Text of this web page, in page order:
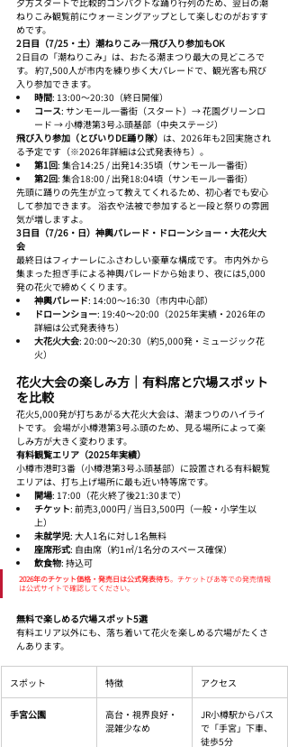
ねりこみ観覧前にウォーミングアップとして楽しむのがおすす
めです。
2日目（7/25・土）潮ねりこみ—飛び入り参加もOK
2日目の「潮ねりこみ」は、おたる潮まつり最大の見どころで
す。 約7,500人が市内を練り歩く大パレードで、観光客も飛び
入り参加できます。
時間: 13:00〜20:30（終日開催）
コース: サンモール一番街（スタート）→ 花園グリーンロ
ード → 小樽港第3号ふ頭基部（中央ステージ）
飛び入り参加（とびいりDE踊り隊） は、2026年も2回実施され
る予定です（※2026年詳細は公式発表待ち）。
第1回: 集合14:25 / 出発14:35頃（サンモール一番街）
第2回: 集合18:00 / 出発18:04頃（サンモール一番街）
先頭に踊りの先生が立って教えてくれるため、初心者でも安心
して参加できます。 浴衣や法被で参加すると一段と祭りの雰囲
気が増しますよ。
3日目（7/26・日）神輿パレード・ドローンショー・大花火大
会
最終日はフィナーレにふさわしい豪華な構成です。 市内外から
集まった担ぎ手による神輿パレードから始まり、夜には5,000
発の花火で締めくくります。
神輿パレード: 14:00〜16:30（市内中心部）
ドローンショー: 19:40〜20:00（2025年実績・2026年の
詳細は公式発表待ち）
大花火大会: 20:00〜20:30（約5,000発・ミュージック花
火）
花火大会の楽しみ方｜有料席と穴場スポット
を比較
花火5,000発が打ちあがる大花火大会は、潮まつりのハイライ
トです。 会場が小樽港第3号ふ頭のため、見る場所によって楽
しみ方が大きく変わります。
有料観覧エリア（2025年実績）
小樽市港町3番（小樽港第3号ふ頭基部）に設置される有料観覧
エリアは、打ち上げ場所に最も近い特等席です。
開場: 17:00（花火終了後21:30まで）
チケット: 前売3,000円 / 当日3,500円（一般・小学生以
上）
未就学児: 大人1名に対し1名無料
座席形式: 自由席（約1㎡/1名分のスペース確保）
飲食物: 持込可
2026年のチケット価格・発売日は公式発表待ち。チケットぴあ等での発売情報
は公式サイトで確認してください。
無料で楽しめる穴場スポット5選
有料エリア以外にも、落ち着いて花火を楽しめる穴場がたくさ
んあります。
スポット 特徴 アクセス
手宮公園
高台・視界良好・
混雑少なめ
JR小樽駅からバス
で「手宮」下車、
徒歩5分